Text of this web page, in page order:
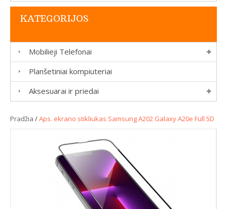
KATEGORIJOS
Mobilieji Telefonai
Planšetiniai kompiuteriai
Aksesuarai ir priedai
Pradžia /Aps. ekrano stikliukas Samsung A202 Galaxy A20e Full 5D